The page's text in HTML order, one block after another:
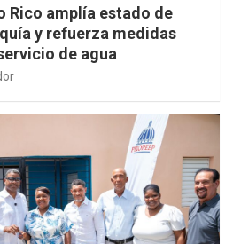
Rico amplía estado de
y refuerza medidas
de agua